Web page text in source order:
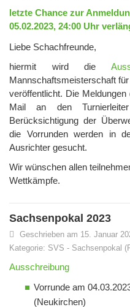
letzte Chance zur
05.02.2023, 24:00 Uhr
Liebe Schachfreunde,
hiermit wird die
Mannschaftsmeisterschaft
veröffentlicht. Die
Mail an den
Berücksichtigung der
die Vorrunden werden in
Ausrichter gesucht.
Wir wünschen allen
Wettkämpfe.
Sachsenpokal 2023
Geschrieben am 15. Januar
Kategorie: SVS - Sachsenpokal
Ausschreibung
Vorrunde am
(Neukirchen)